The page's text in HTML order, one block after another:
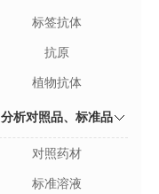
标签抗体
抗原
植物抗体
分析对照品、标准品
对照药材
标准溶液